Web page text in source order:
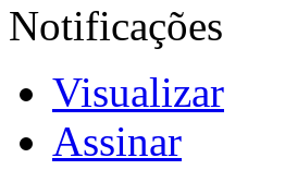
Notificações
Visualizar
Assinar